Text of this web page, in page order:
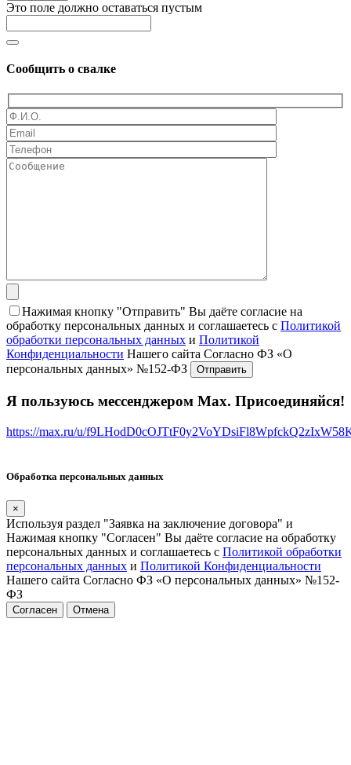
Это поле должно оставаться пустым
Сообщить о свалке
Нажимая кнопку "Отправить" Вы даёте согласие на
обработку персональных данных и соглашаетесь с Политикой
обработки персональных данных и Политикой
Конфиденциальности Нашего сайта Согласно ФЗ «О
персональных данных» №152-ФЗ
Я пользуюсь мессенджером Max. Присоединяйся!
https://max.ru/u/
Обработка персональных данных
×
Используя раздел "Заявка на заключение договора" и
Нажимая кнопку "Согласен" Вы даёте согласие на обработку
персональных данных и соглашаетесь с Политикой обработки
персональных данных и Политикой Конфиденциальности
Нашего сайта Согласно ФЗ «О персональных данных» №152-
ФЗ
Согласен Отмена